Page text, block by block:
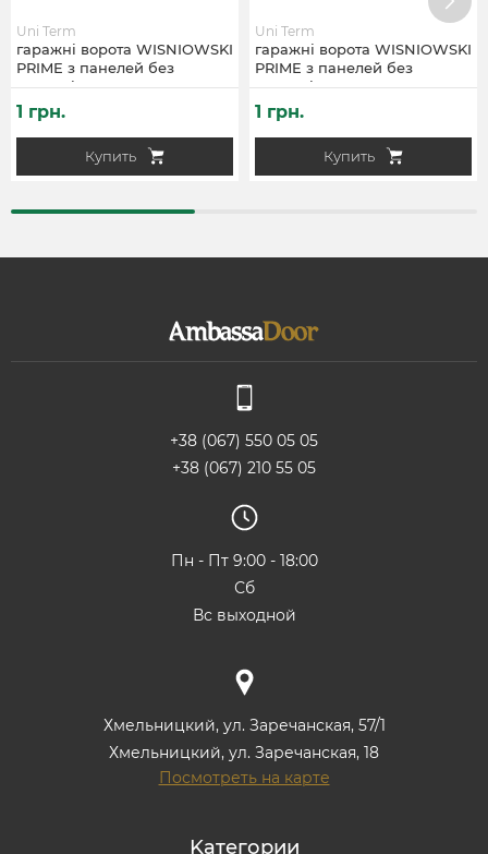
гаражні ворота WISNIOWSKI
PRIME з панелей без
рельєфів
Uni Term
Купить
1 грн.
гаражні ворота WISNIOWSKI
PRIME з панелей без
рельєфів
Uni Term
Купить
1 грн.
+38 (067) 550 05 05
+38 (067) 210 55 05
Пн - Пт 9:00 - 18:00
Сб
Вс выходной
Хмельницкий, ул. Заречанская, 57/1
Хмельницкий, ул. Заречанская, 18
Посмотреть на карте
Kатегории